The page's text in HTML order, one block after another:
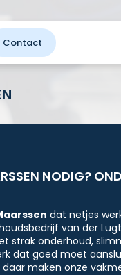
Contact
NODIG?
dat netjes
van der
strak onderhoud,
dat goed moet
maken onze